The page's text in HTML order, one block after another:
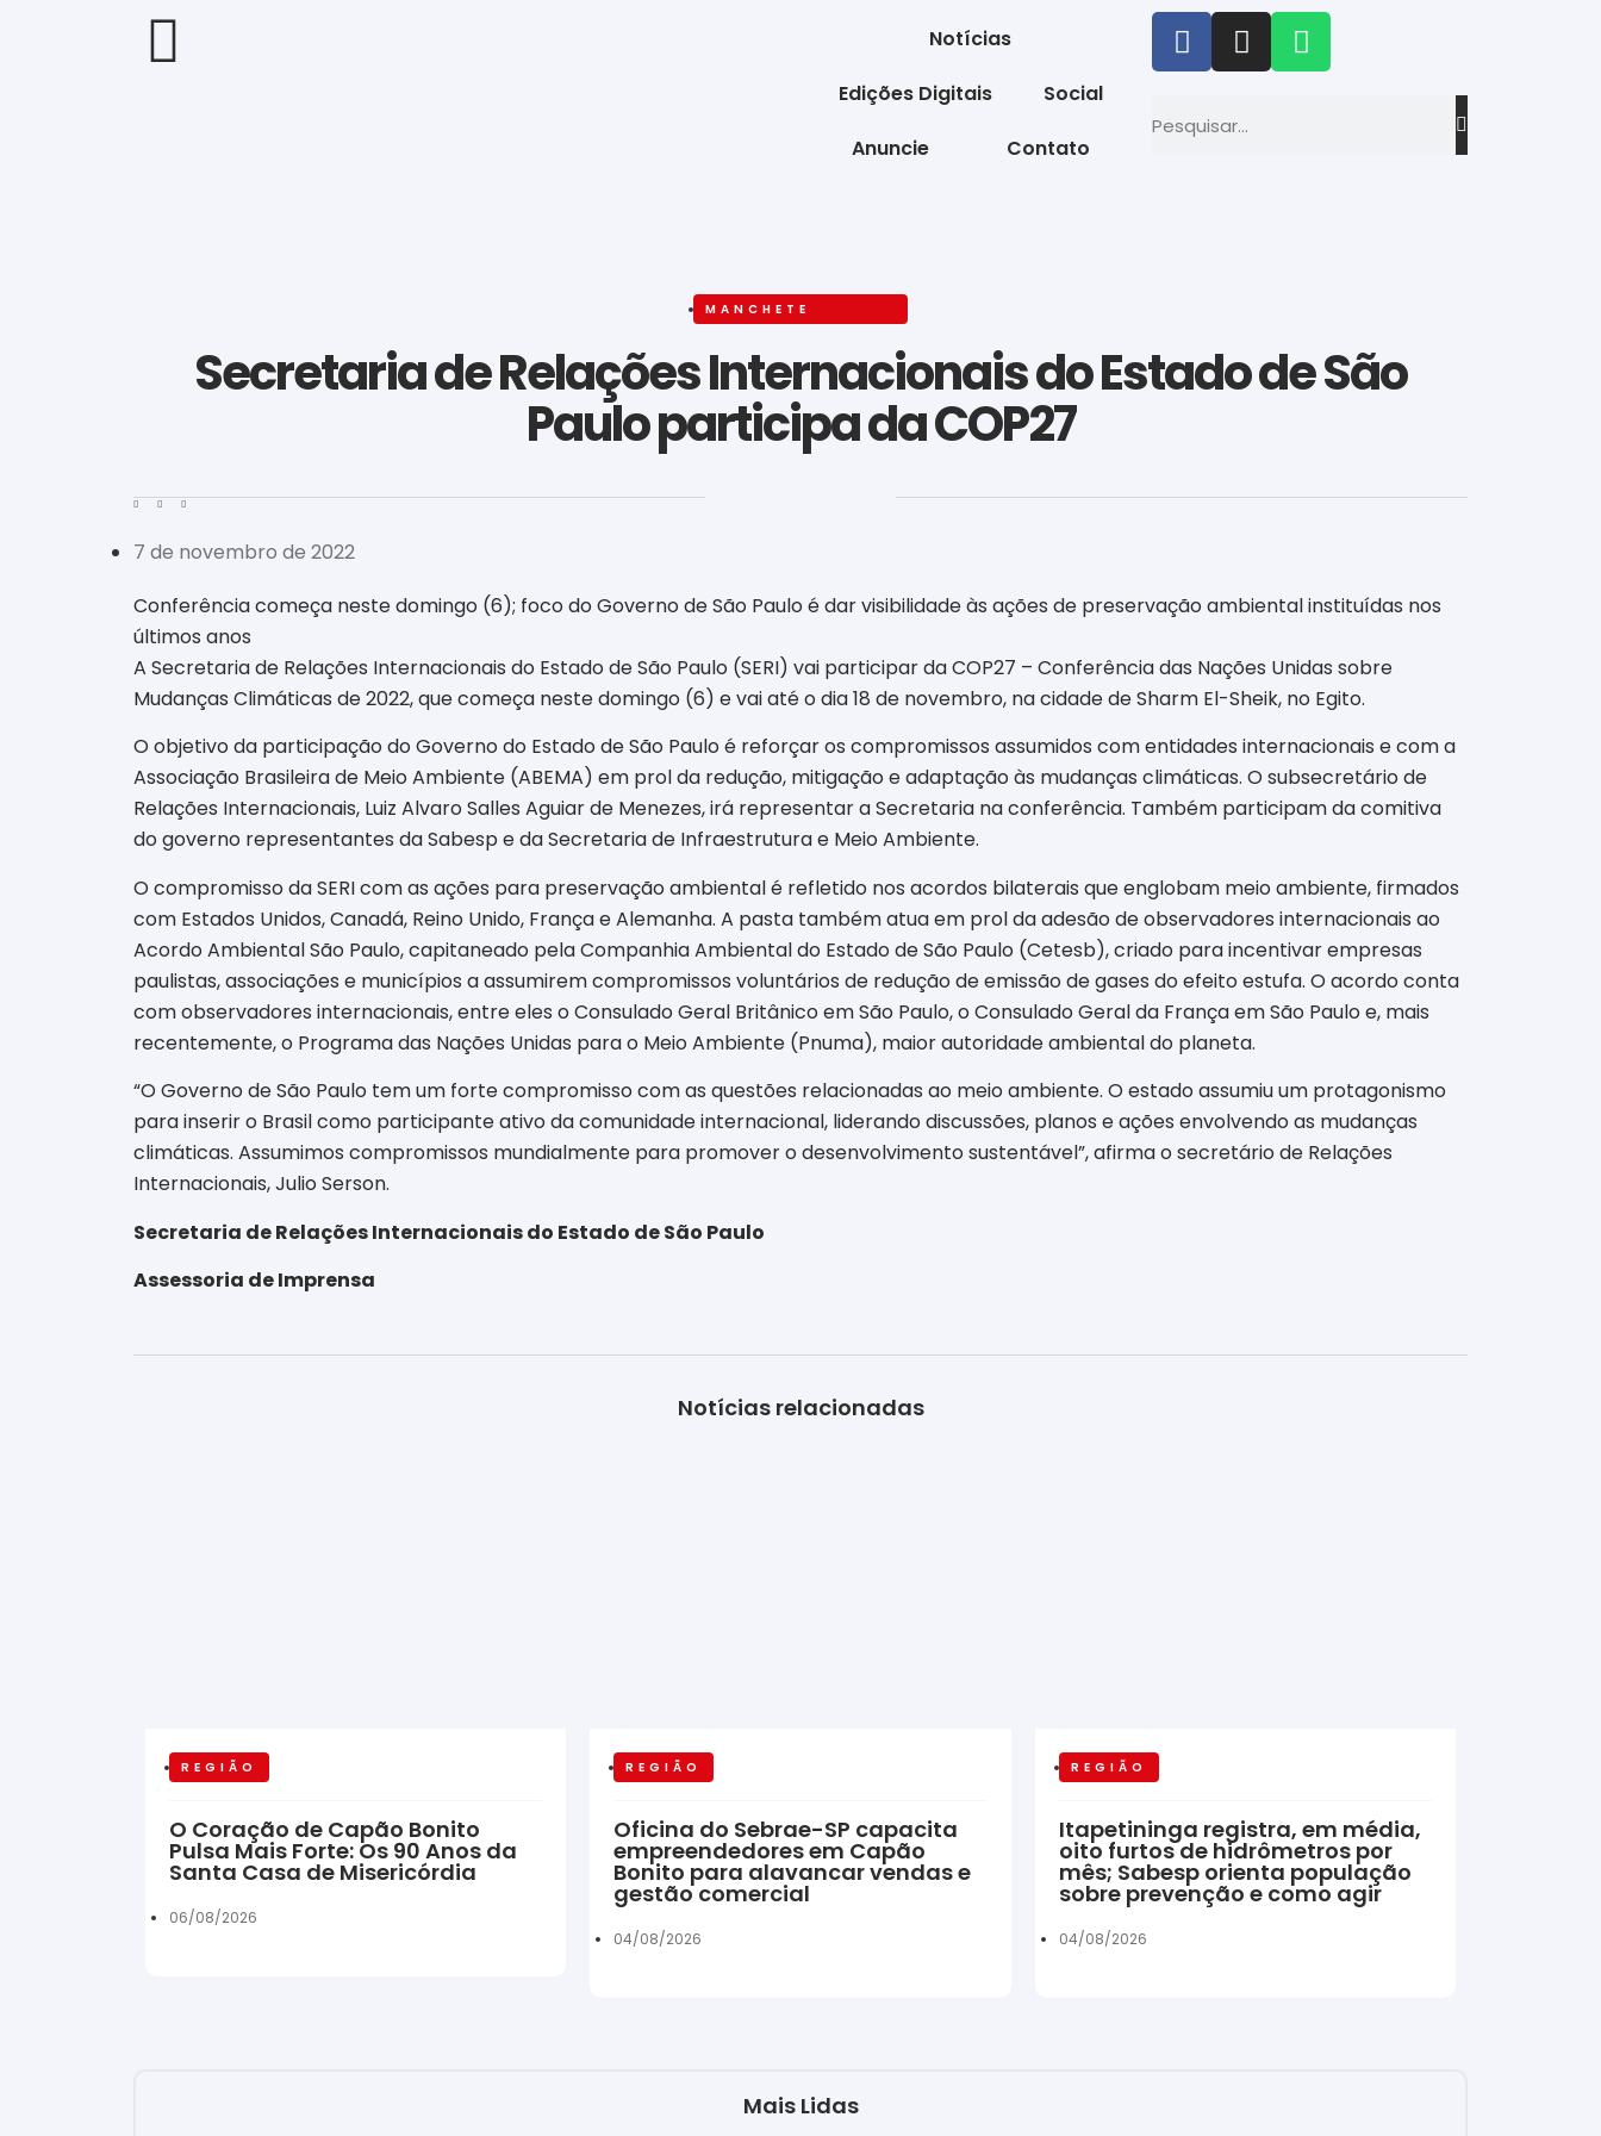
Notícias
Edições Digitais
Social
Anuncie
Contato
MANCHETE
Secretaria de Relações Internacionais do Estado de São
Paulo participa da COP27
7 de novembro de 2022
Conferência começa neste domingo (6); foco do Governo de São Paulo é dar visibilidade às ações de preservação ambiental instituídas nos
últimos anos
A Secretaria de Relações Internacionais do Estado de São Paulo (SERI) vai participar da COP27 – Conferência das Nações Unidas sobre
Mudanças Climáticas de 2022, que começa neste domingo (6) e vai até o dia 18 de novembro, na cidade de Sharm El-Sheik, no Egito.
O objetivo da participação do Governo do Estado de São Paulo é reforçar os compromissos assumidos com entidades internacionais e com a
Associação Brasileira de Meio Ambiente (ABEMA) em prol da redução, mitigação e adaptação às mudanças climáticas. O subsecretário de
Relações Internacionais, Luiz Alvaro Salles Aguiar de Menezes, irá representar a Secretaria na conferência. Também participam da comitiva
do governo representantes da Sabesp e da Secretaria de Infraestrutura e Meio Ambiente.
O compromisso da SERI com as ações para preservação ambiental é refletido nos acordos bilaterais que englobam meio ambiente, firmados
com Estados Unidos, Canadá, Reino Unido, França e Alemanha. A pasta também atua em prol da adesão de observadores internacionais ao
Acordo Ambiental São Paulo, capitaneado pela Companhia Ambiental do Estado de São Paulo (Cetesb), criado para incentivar empresas
paulistas, associações e municípios a assumirem compromissos voluntários de redução de emissão de gases do efeito estufa. O acordo conta
com observadores internacionais, entre eles o Consulado Geral Britânico em São Paulo, o Consulado Geral da França em São Paulo e, mais
recentemente, o Programa das Nações Unidas para o Meio Ambiente (Pnuma), maior autoridade ambiental do planeta.
“O Governo de São Paulo tem um forte compromisso com as questões relacionadas ao meio ambiente. O estado assumiu um protagonismo
para inserir o Brasil como participante ativo da comunidade internacional, liderando discussões, planos e ações envolvendo as mudanças
climáticas. Assumimos compromissos mundialmente para promover o desenvolvimento sustentável”, afirma o secretário de Relações
Internacionais, Julio Serson.
Secretaria de Relações Internacionais do Estado de São Paulo
Assessoria de Imprensa
Notícias relacionadas
REGIÃO
O Coração de Capão Bonito
Pulsa Mais Forte: Os 90 Anos da
Santa Casa de Misericórdia
06/08/2026
REGIÃO
Oficina do Sebrae-SP capacita
empreendedores em Capão
Bonito para alavancar vendas e
gestão comercial
04/08/2026
REGIÃO
Itapetininga registra, em média,
oito furtos de hidrômetros por
mês; Sabesp orienta população
sobre prevenção e como agir
04/08/2026
Mais Lidas